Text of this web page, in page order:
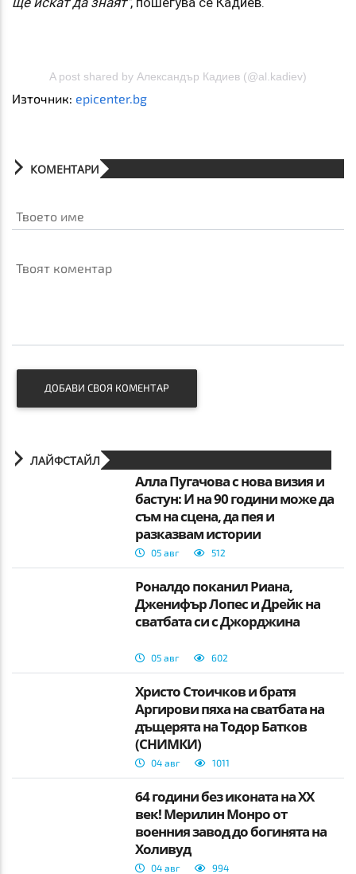
A post shared by Александър Кадиев (@al.kadiev)
Източник: epicenter.bg
КОМЕНТАРИ
Твоето име
Твоят коментар
ДОБАВИ СВОЯ КОМЕНТАР
ЛАЙФСТАЙЛ
Алла Пугачова с нова визия и
бастун: И на 90 години може да
съм на сцена, да пея и
разказвам истории
05 авг 512
Роналдо поканил Риана,
Дженифър Лопес и Дрейк на
сватбата си с Джорджина
05 авг 602
Христо Стоичков и братя
Аргирови пяха на сватбата на
дъщерята на Тодор Батков
(СНИМКИ)
04 авг 1011
64 години без иконата на XX
век! Мерилин Монро от
военния завод до богинята на
Холивуд
04 авг 994